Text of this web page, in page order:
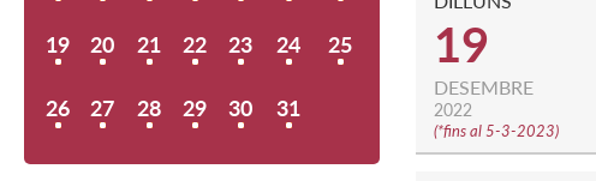
19 20 21 22 23 24 25
26 27 28 29 30 31
19
DESEMBRE
2022
(*fins al 5-3-2023)